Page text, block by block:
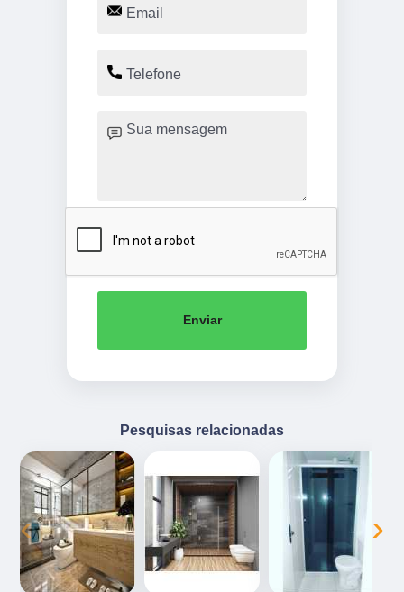
Enviar
Pesquisas relacionadas
‹ ›